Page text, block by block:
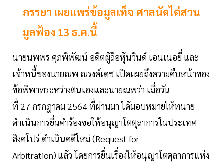
ภรรยา เผยแพร่ข้อมูลเท็จ ศาลนัดไต่สวน
มูลฟ้อง 13 ธ.ค.นี้
นายนพพร ศุภพิพัฒน์ อดีตผู้ถือหุ้นวินด์ เอนเนอยี่ และ
เจ้าหนี้ของนายณพ ณรงค์เดช เปิดเผยถึงความคืบหน้าของ
ข้อพิพาทระหว่างตนเองและนายณพว่า เมื่อวัน
ที่ 27 กรกฎาคม 2564 ที่ผ่านมา ได้มอบหมายให้ทนาย
ดำเนินการยื่นคำร้องขอให้อนุญาโตตุลาการในประเทศ
สิงคโปร์ ดำเนินคดีใหม่ (Request for
Arbitration) แล้ว โดยการยื่นเรื่องให้อนุญาโตตุลาการแห่ง